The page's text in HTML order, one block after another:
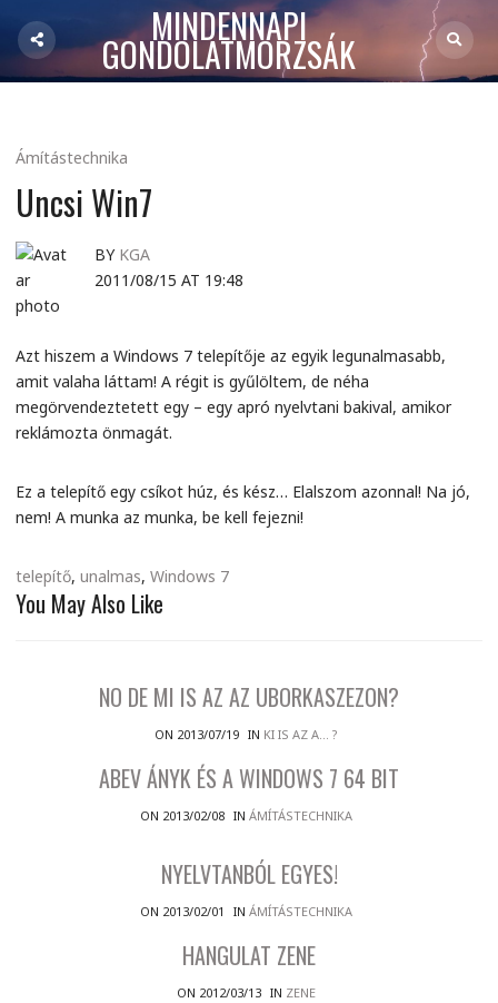
MINDENNAPI
GONDOLATMORZSÁK
Ámítástechnika
Uncsi Win7
BY KGA
2011/08/15 AT 19:48
Azt hiszem a Windows 7 telepítője az egyik legunalmasabb,
amit valaha láttam! A régit is gyűlöltem, de néha
megörvendeztetett egy – egy apró nyelvtani bakival, amikor
reklámozta önmagát.
Ez a telepítő egy csíkot húz, és kész… Elalszom azonnal! Na jó,
nem! A munka az munka, be kell fejezni!
telepítő, unalmas, Windows 7
You May Also Like
NO DE MI IS AZ AZ UBORKASZEZON?
ON 2013/07/19 IN KI IS AZ A... ?
ABEV ÁNYK ÉS A WINDOWS 7 64 BIT
ON 2013/02/08 IN ÁMÍTÁSTECHNIKA
NYELVTANBÓL EGYES!
ON 2013/02/01 IN ÁMÍTÁSTECHNIKA
HANGULAT ZENE
ON 2012/03/13 IN ZENE